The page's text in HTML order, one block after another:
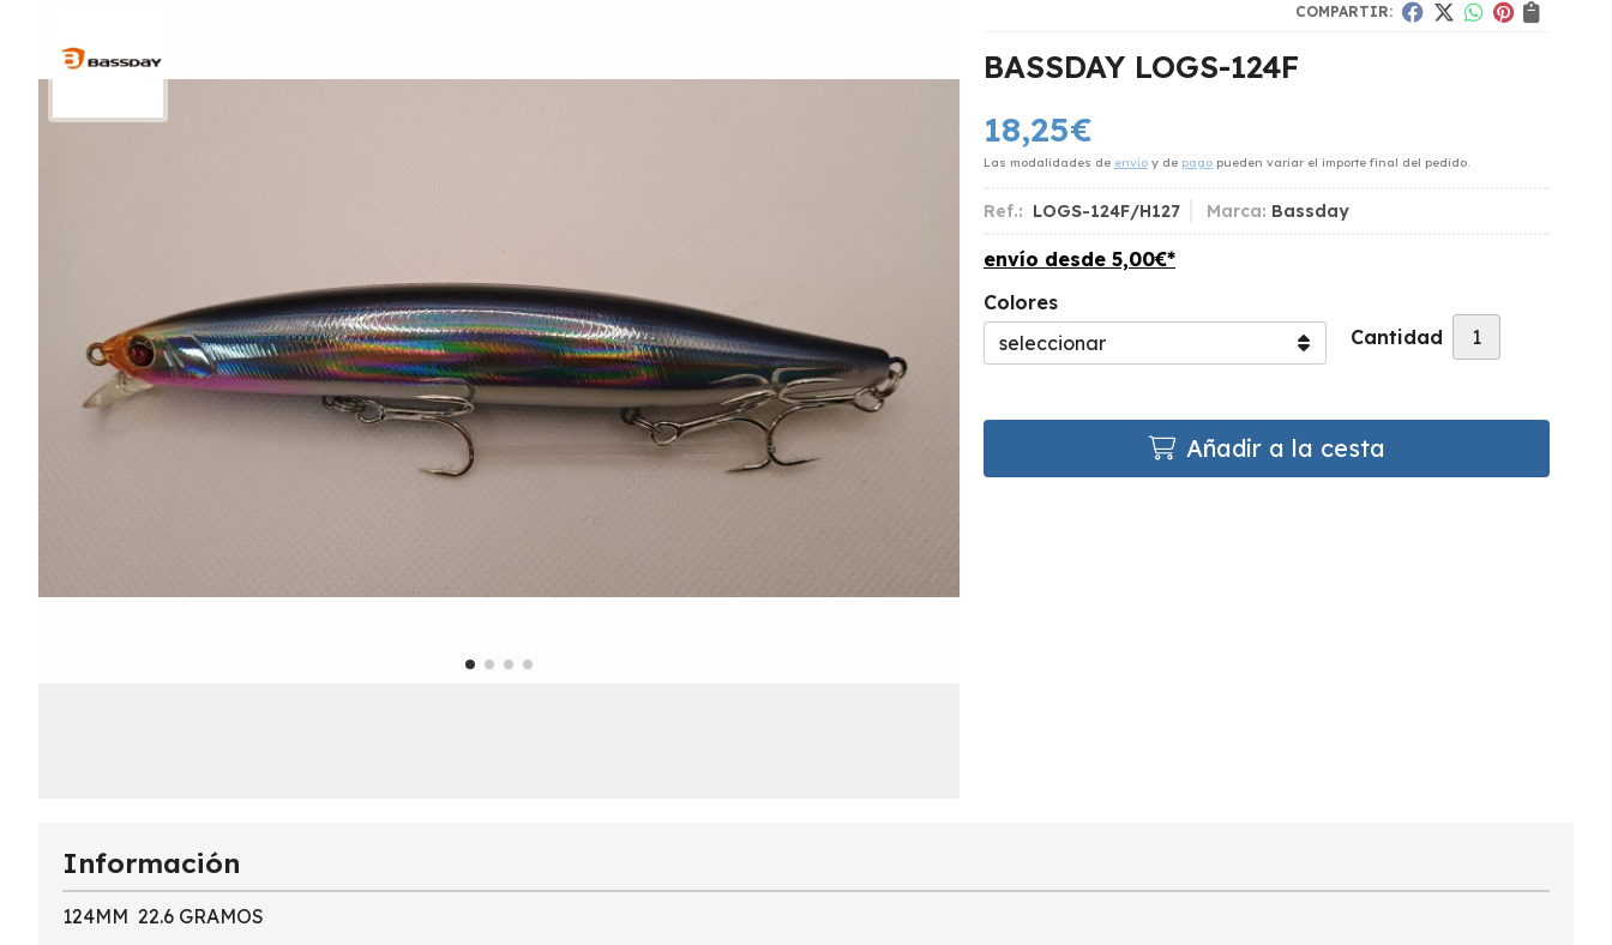
COMPARTIR:
BASSDAY LOGS-124F
18,25€
Las modalidades de envío y de pago pueden variar el importe final del pedido.
Ref.: LOGS-124F/H127 Marca: Bassday
envío desde 5,00€*
Colores
Cantidad
Añadir a la cesta
Información
124MM 22.6 GRAMOS